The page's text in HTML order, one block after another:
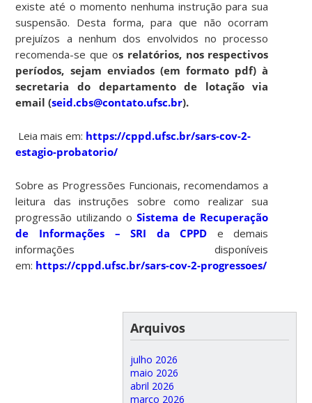
existe até o momento nenhuma instrução para sua
suspensão. Desta forma, para que não ocorram
prejuízos a nenhum dos envolvidos no processo
recomenda-se que os relatórios, nos respectivos
períodos, sejam enviados (em formato pdf) à
secretaria do departamento de lotação via
email (seid.cbs@contato.ufsc.br).
Leia mais em: https://cppd.ufsc.br/sars-cov-2-
estagio-probatorio/
Sobre as Progressões Funcionais, recomendamos a
leitura das instruções sobre como realizar sua
progressão utilizando o Sistema de Recuperação
de Informações – SRI da CPPD e demais
informações disponíveis
em: https://cppd.ufsc.br/sars-cov-2-progressoes/
Arquivos
julho 2026
maio 2026
abril 2026
março 2026